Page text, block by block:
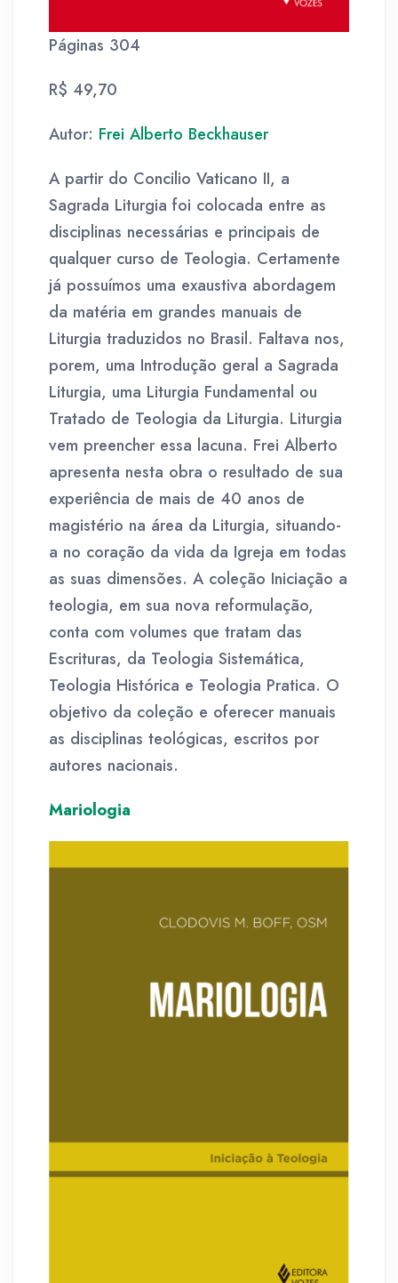
Páginas 304
R$ 49,70
Autor: Frei Alberto Beckhauser
A partir do Concilio Vaticano II, a
Sagrada Liturgia foi colocada entre as
disciplinas necessárias e principais de
qualquer curso de Teologia. Certamente
já possuímos uma exaustiva abordagem
da matéria em grandes manuais de
Liturgia traduzidos no Brasil. Faltava nos,
porem, uma Introdução geral a Sagrada
Liturgia, uma Liturgia Fundamental ou
Tratado de Teologia da Liturgia. Liturgia
vem preencher essa lacuna. Frei Alberto
apresenta nesta obra o resultado de sua
experiência de mais de 40 anos de
magistério na área da Liturgia, situando-
a no coração da vida da Igreja em todas
as suas dimensões. A coleção Iniciação a
teologia, em sua nova reformulação,
conta com volumes que tratam das
Escrituras, da Teologia Sistemática,
Teologia Histórica e Teologia Pratica. O
objetivo da coleção e oferecer manuais
as disciplinas teológicas, escritos por
autores nacionais.
Mariologia